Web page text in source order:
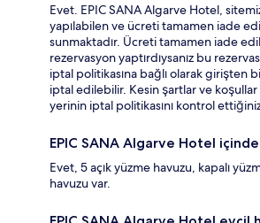
Evet. EPIC SANA Algarve Hotel,
yapılabilen ve ücreti tamamen iade
sunmaktadır. Ücreti tamamen iade
rezervasyon yaptırdıysanız bu
iptal politikasına bağlı olarak girişten
iptal edilebilir. Kesin şartlar ve
yerinin iptal politikasını kontrol
EPIC SANA Algarve Hotel
Evet, 5 açık yüzme havuzu, kapalı
havuzu var.